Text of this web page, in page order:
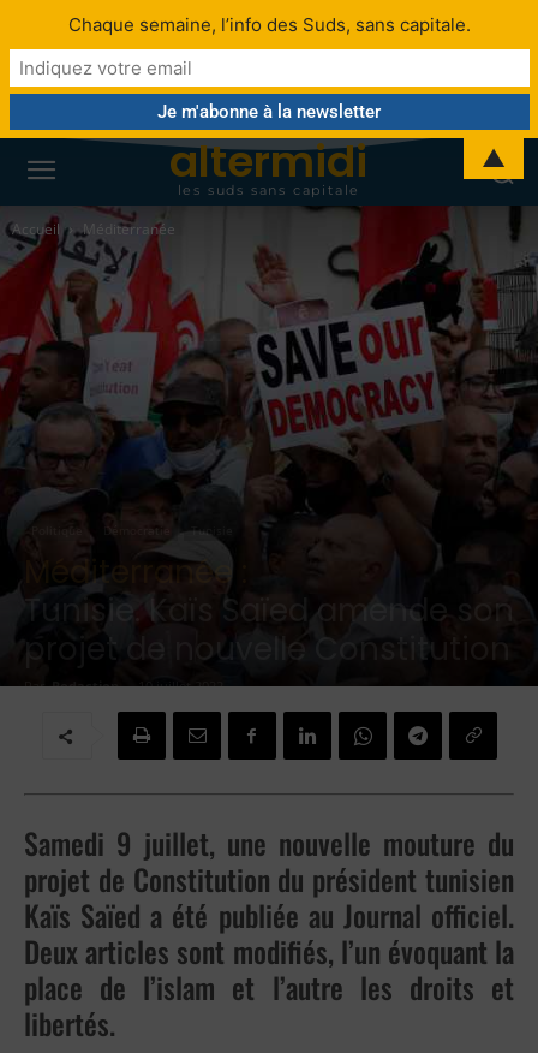
altermidi
les suds sans capitale
Accueil Méditerranée
Politique Démocratie Tunisie
Méditerranée :
Tunisie. Kaïs Saïed amende son
projet de nouvelle Constitution
Par Redaction - 10 juillet 2022
Samedi 9 juillet, une nouvelle mouture du
projet de Constitution du président tunisien
Kaïs Saïed a été publiée au Journal officiel.
Deux articles sont modifiés, l’un évoquant la
place de l’islam et l’autre les droits et
libertés.
Chaque semaine, l’info des Suds, sans capitale.
▲